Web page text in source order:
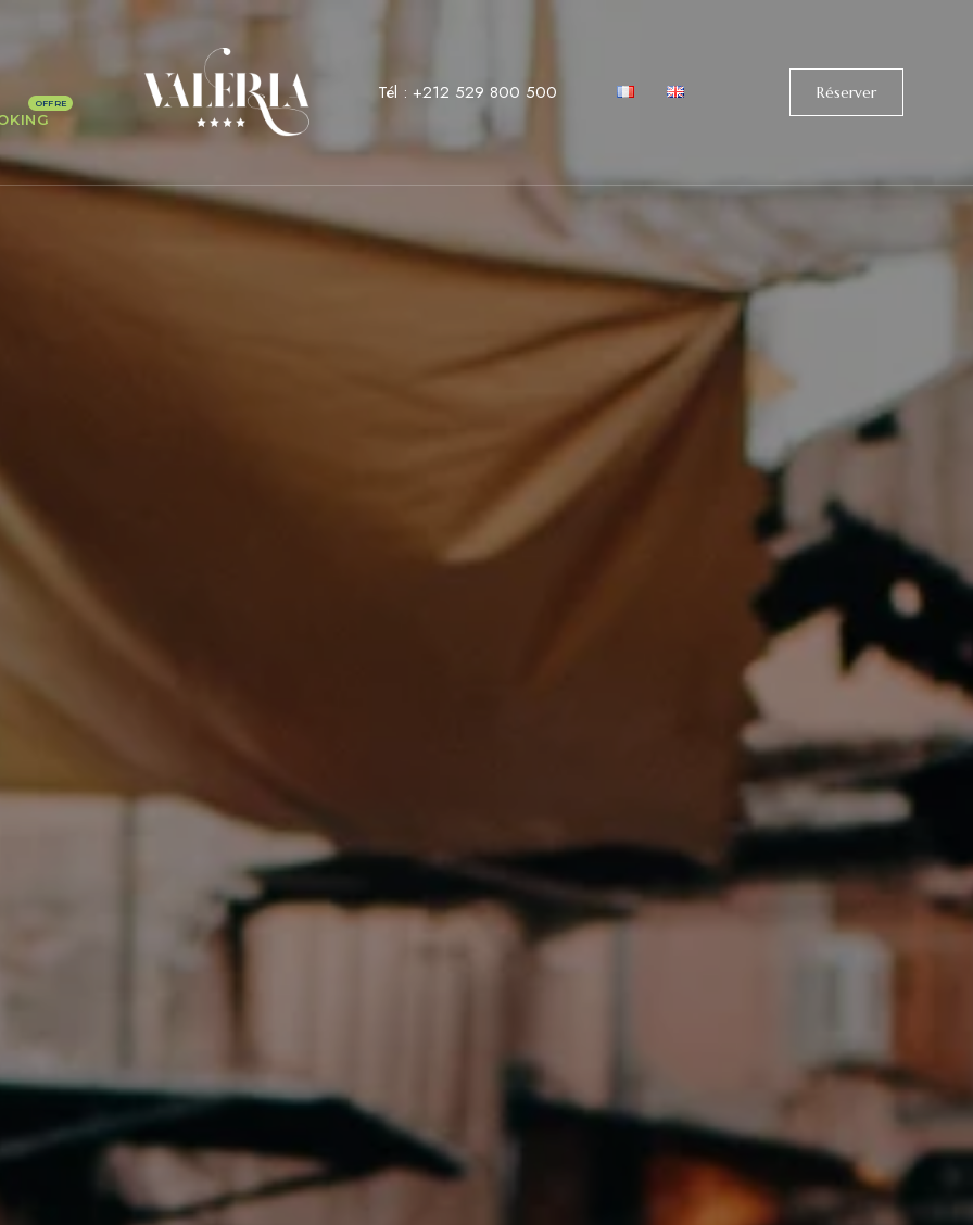
Tél : +212 529 800 500 Réserver